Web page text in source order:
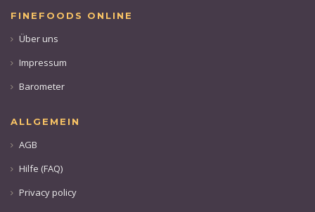
FINEFOODS ONLINE
Über uns
Impressum
Barometer
ALLGEMEIN
AGB
Hilfe (FAQ)
Privacy policy